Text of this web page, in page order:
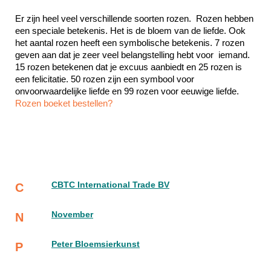
Er zijn heel veel verschillende soorten rozen.  Rozen hebben
een speciale betekenis. Het is de bloem van de liefde. Ook
het aantal rozen heeft een symbolische betekenis. 7 rozen
geven aan dat je zeer veel belangstelling hebt voor  iemand.
15 rozen betekenen dat je excuus aanbiedt en 25 rozen is
een felicitatie. 50 rozen zijn een symbool voor
Rozen boeket bestellen?
C CBTC International Trade BV
N November
P Peter Bloemsierkunst